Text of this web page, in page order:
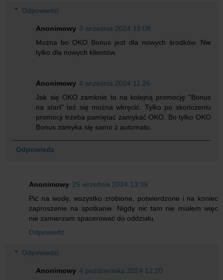
Odpowiedzi
Anonimowy 3 września 2024 15:08
Można bo OKO Bonus jest dla nowych środków. Nie
tylko dla nowych klientów.
Anonimowy 4 września 2024 11:26
Jak się OKO zamknie to na kolejną promocję "Bonus
na start" też się można wkręcić. Tylko po skończeniu
promocji trzeba pamiętać zamykać OKO. Bo tylko OKO
Bonus zamyka się samo z automatu.
Odpowiedz
Anonimowy 25 września 2024 13:39
Pić na wodę, wszystko zrobione, potwierdzone i na koniec
zaproszenie na spotkanie. Nigdy nic tam nie miałem więc
nie zamierzam spacerować do oddziału.
Odpowiedz
Odpowiedzi
Anonimowy 4 października 2024 12:20